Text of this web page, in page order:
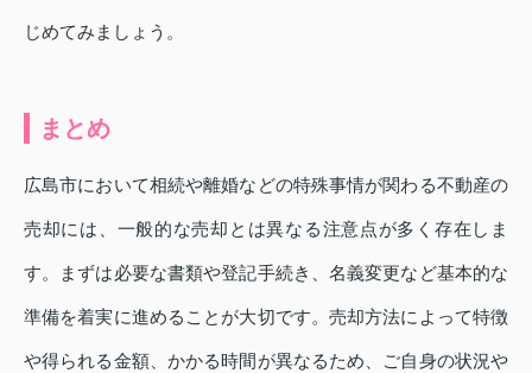
じめてみましょう。
まとめ
広島市において相続や離婚などの特殊事情が関わる不動産の
売却には、一般的な売却とは異なる注意点が多く存在しま
す。まずは必要な書類や登記手続き、名義変更など基本的な
準備を着実に進めることが大切です。売却方法によって特徴
や得られる金額、かかる時間が異なるため、ご自身の状況や